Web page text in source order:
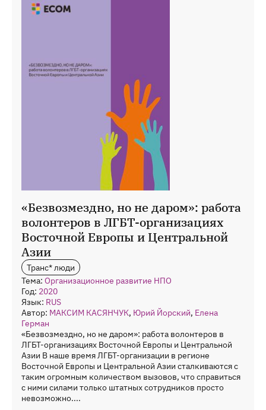
«Безвозмездно, но не даром»: работа
волонтеров в ЛГБТ-организациях
Восточной Европы и Центральной
Азии
Транс* люди
Тема: Организационное развитие НПО
Год: 2020
Язык: RUS
Автор: МАКСИМ КАСЯНЧУК, Юрий Йорский, Елена
Герман
«Безвозмездно, но не даром»: работа волонтеров в
ЛГБТ-организациях Восточной Европы и Центральной
Азии В наше время ЛГБТ-организации в регионе
Восточной Европы и Центральной Азии сталкиваются с
таким огромным количеством вызовов, что справиться
с ними силами только штатных сотрудников просто
невозможно....